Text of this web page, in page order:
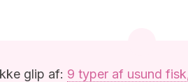
glip af: 9 typer af usund